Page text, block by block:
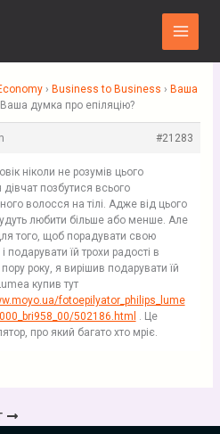
Main
Menu
› Business to Business › Ваша
Ваша думка про епіляцію?
#21283
ніколи не розумів цього
позбутися всього
волосся на тілі. Адже від цього
любити більше або менше. Але
того, щоб порадувати свою
подарувати їй трохи радості в
року, я вирішив подарувати їй
купив тут
fotoepilyator_philips_lume
502186.html . Це
про який багато хто мріє.